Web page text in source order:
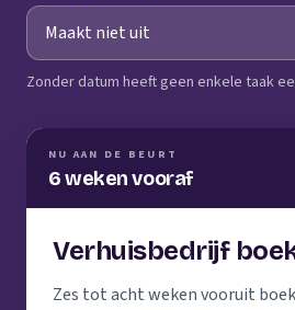
Zonder datum heeft geen enkele taak
NU AAN DE BEURT
6 weken vooraf
Verhuisbedrijf
Zes tot acht weken vooruit